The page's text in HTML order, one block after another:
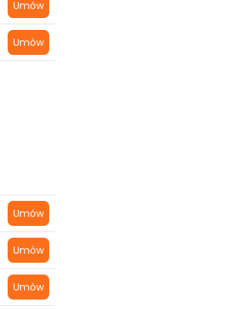
Umów
Umów
Umów
Umów
Umów